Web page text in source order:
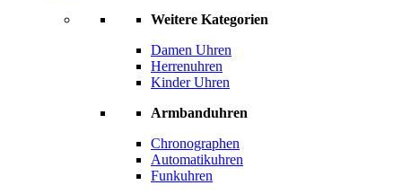
Weitere Kategorien
Damen Uhren
Herrenuhren
Kinder Uhren
Armbanduhren
Chronographen
Automatikuhren
Funkuhren